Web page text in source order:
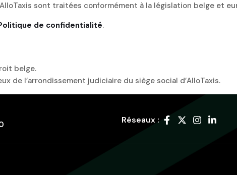
sont traitées conformément à la législation belge et
de confidentialité.
belge.
de l’arrondissement judiciaire du siège social d’AlloTaxis.
Réseaux :